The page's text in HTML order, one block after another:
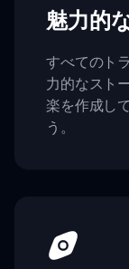
魅力的
すべてのト
力的なスト
楽を作成し
う。